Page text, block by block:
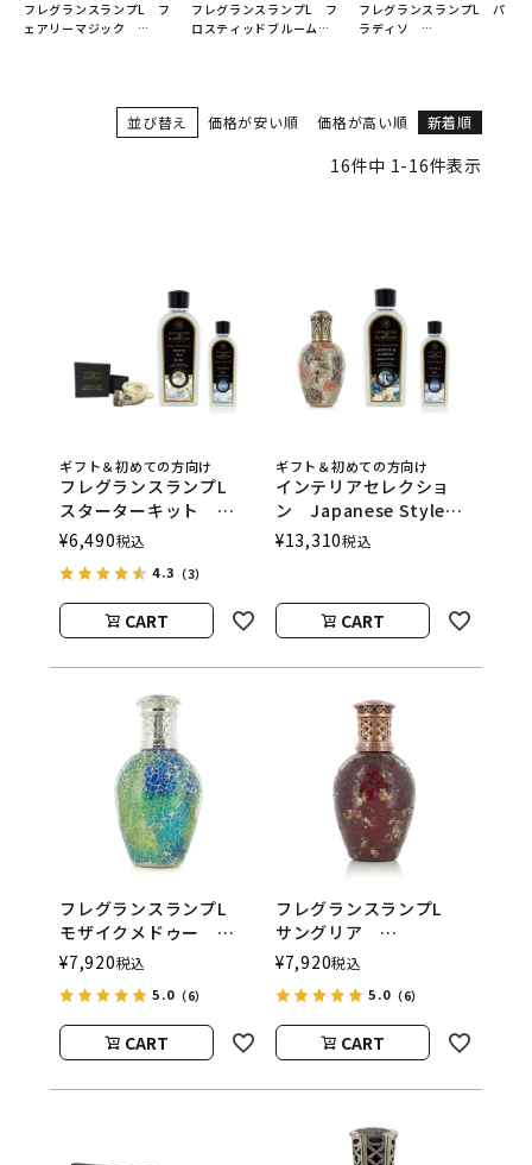
フレグランスランプL フ
ェアリーマジック
フレグランスランプL フ
ロスティッドブルーム
フレグランスランプL パ
ラディソ
並び替え 価格が安い順 価格が高い順 新着順
16件中 1-16件表示
ギフト＆初めての方向け
フレグランスランプL
スターターキット
ASHLEIGH&BURWOOD
（アシュレイアンドバー
ウッド）
¥6,490税込
4.3 （3）
CART
ギフト＆初めての方向け
インテリアセレクショ
ン Japanese Style
ASHLEIGH&BURWOOD
（アシュレイアンドバー
¥13,310税込
CART
フレグランスランプL
モザイクメドゥー
ASHLEIGH&BURWOOD
（アシュレイアンドバー
ウッド）
¥7,920税込
5.0 （6）
CART
フレグランスランプL
サングリア
ASHLEIGH&BURWOOD
（アシュレイアンドバー
ウッド）
¥7,920税込
5.0（6）
CART